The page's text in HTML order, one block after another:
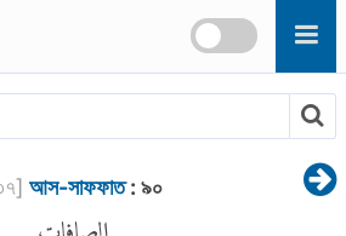
] আস-সাফফাত: ৯০